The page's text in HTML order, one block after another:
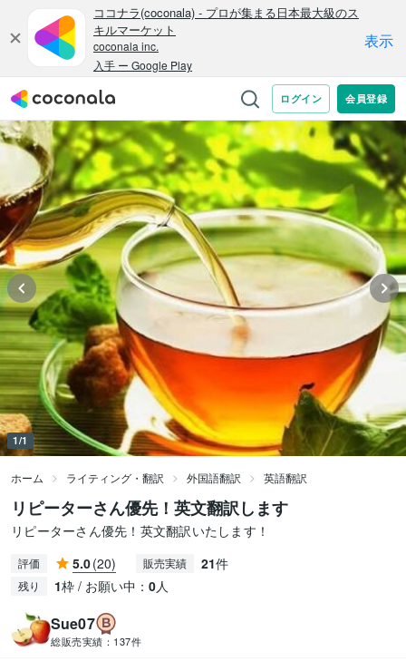
1/1
ホーム ライティング・翻訳 外国語翻訳 英語翻訳
リピーターさん優先！英文翻訳します
リピーターさん優先！英文翻訳いたします！
評価 5.0(20) 販売実績 21件
残り 1枠 / お願い中： 0人
Sue07
総販売実績： 137件